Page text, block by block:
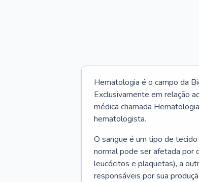
Hematologia é o campo da
Exclusivamente em relação
médica chamada
hematologista.
O sangue é um tipo de
normal pode ser afetada por
leucócitos e plaquetas), a
responsáveis por sua